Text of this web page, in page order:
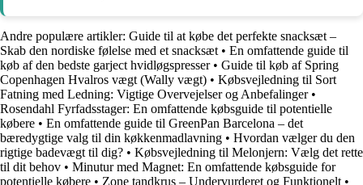
Andre populære artikler: Guide til at købe det perfekte snacksæt –
Skab den nordiske følelse med et snacksæt • En omfattende guide til
køb af den bedste garject hvidløgspresser• Guide til køb af Spring
Copenhagen Hvalros vægt (Wally vægt) • Købsvejledning til Sort
Fatning med Ledning: Vigtige Overvejelser og Anbefalinger•
Rosendahl Fyrfadsstager: En omfattende købsguide til potentielle
købere • En omfattende guide til GreenPan Barcelona – det
bæredygtige valg til din køkkenmadlavning • Hvordan vælger du den
rigtige badevægt til dig? • Købsvejledning til Melonjern: Vælg det rette
til dit behov • Minutur med Magnet: En omfattende købsguide for
potentielle købere • Zone tandkrus – Undervurderet og Funktionelt •